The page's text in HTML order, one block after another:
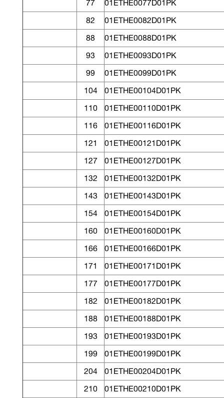
82
01ETHE0082D01PK
88
01ETHE0088D01PK
93
01ETHE0093D01PK
99
01ETHE0099D01PK
104 01ETHE00104D01PK
110 01ETHE00110D01PK
116 01ETHE00116D01PK
121
01ETHE00121D01PK
127 01ETHE00127D01PK
132 01ETHE00132D01PK
143 01ETHE00143D01PK
154 01ETHE00154D01PK
160 01ETHE00160D01PK
166 01ETHE00166D01PK
171
01ETHE00171D01PK
177 01ETHE00177D01PK
182 01ETHE00182D01PK
188 01ETHE00188D01PK
193 01ETHE00193D01PK
199 01ETHE00199D01PK
204 01ETHE00204D01PK
210 01ETHE00210D01PK